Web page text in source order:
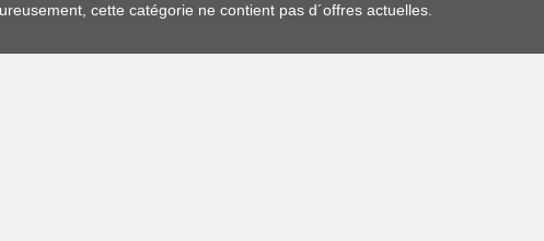
cette catégorie ne contient pas d´offres actuelles.